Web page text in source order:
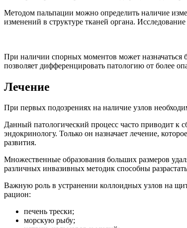
Методом пальпации можно определить наличие
изменений в структуре тканей органа.
При наличии спорных моментов может назначаться
позволяет дифференцировать патологию от более
Лечение
При первых подозрениях на наличие узлов
Данный патологический процесс часто приводит к
эндокринологу. Только он назначает лечение,
развития.
Множественные образования больших размеров
различных инвазивных методик способны
Важную роль в устранении коллоидных узлов на
рацион:
печень трески;
морскую рыбу;